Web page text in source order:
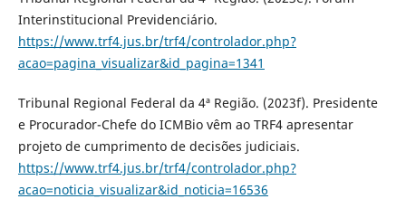
Interinstitucional Previdenciário.
https://www.trf4.jus.br/trf4/controlador.php?
acao=pagina_visualizar&id_pagina=1341
Tribunal Regional Federal da 4ª Região. (2023f). Presidente
e Procurador-Chefe do ICMBio vêm ao TRF4 apresentar
projeto de cumprimento de decisões judiciais.
https://www.trf4.jus.br/trf4/controlador.php?
acao=noticia_visualizar&id_noticia=16536